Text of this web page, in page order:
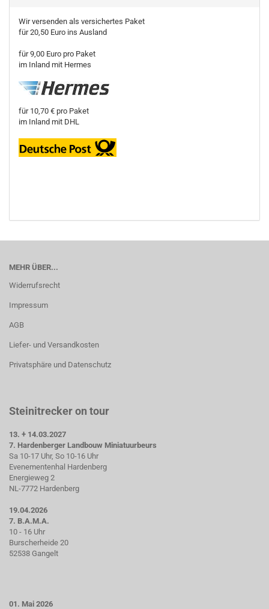
Wir versenden als versichertes Paket
für 20,50 Euro ins Ausland
für 9,00 Euro pro Paket
im Inland mit Hermes
für 10,70 € pro Paket
im Inland mit DHL
MEHR ÜBER...
Widerrufsrecht
Impressum
AGB
Liefer- und Versandkosten
Privatsphäre und Datenschutz
Steinitrecker on tour
13. + 14.03.2027
7. Hardenberger Landbouw Miniatuurbeurs
Sa 10-17 Uhr, So 10-16 Uhr
Evenementenhal Hardenberg
Energieweg 2
NL-7772 Hardenberg
19.04.2026
7. B.A.M.A.
10 - 16 Uhr
Burscherheide 20
52538 Gangelt
01. Mai 2026